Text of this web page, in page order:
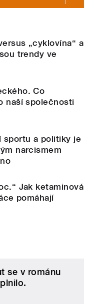
„cyklovína“ a
trendy ve
Co
naší společnosti
sportu a politiky je
narcismem
Jak ketaminová
pomáhají
se v románu